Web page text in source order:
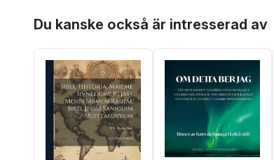
Du kanske också är intresserad av